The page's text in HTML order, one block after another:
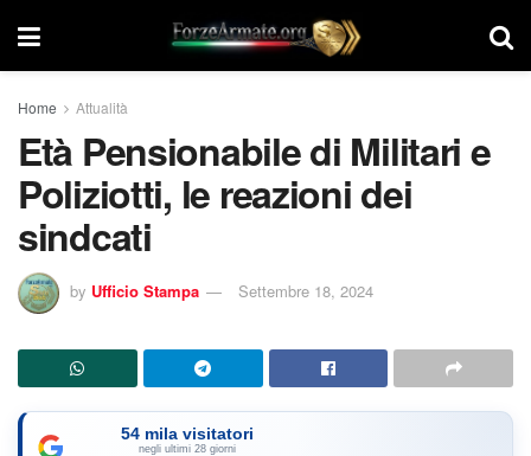
Home Attualità
Età Pensionabile di Militari e
Poliziotti, le reazioni dei
sindcati
by Ufficio Stampa Settembre 18, 2024
54 mila visitatori
negli ultimi 28 giorni